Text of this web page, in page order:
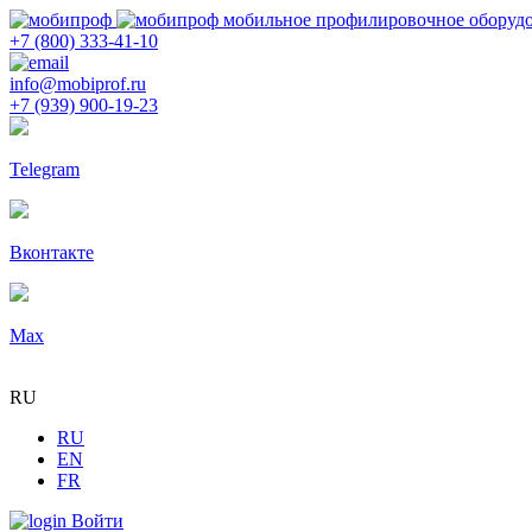
мобильное профилировочное
+7 (800) 333-41-10
info@mobiprof.ru
+7 (939) 900-19-23
Telegram
Вконтакте
Max
RU
RU
EN
FR
Войти